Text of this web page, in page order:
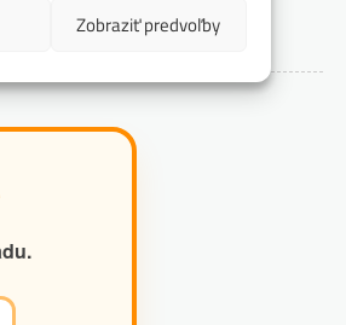
Zobraziť predvoľby